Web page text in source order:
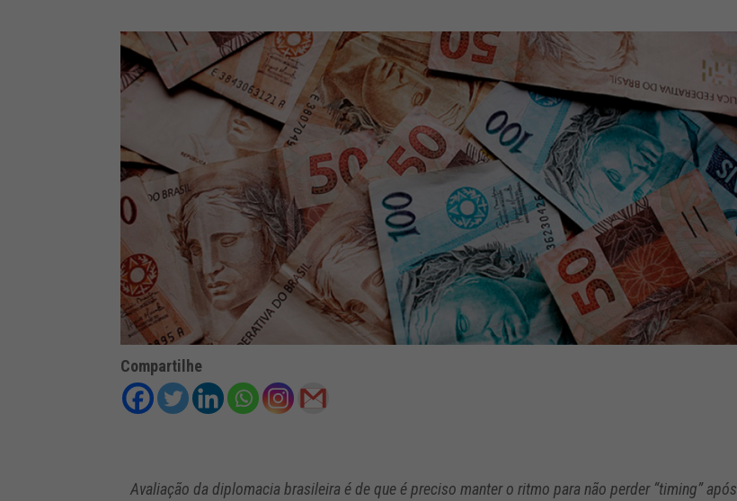
Compartilhe
Avaliação da diplomacia brasileira é de que é preciso manter o ritmo para não perder “timing” após